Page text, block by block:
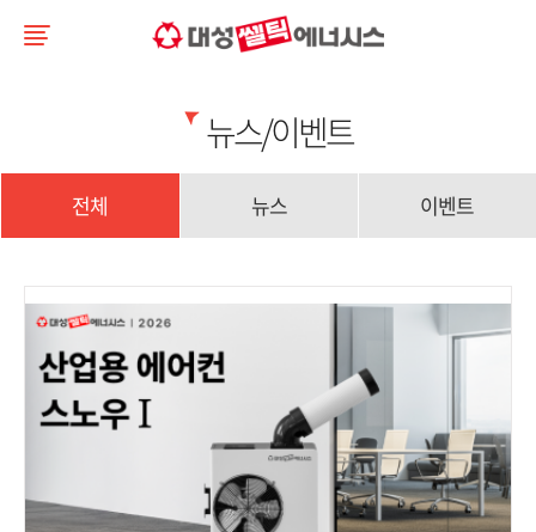
뉴스/이벤트
전체 뉴스 이벤트